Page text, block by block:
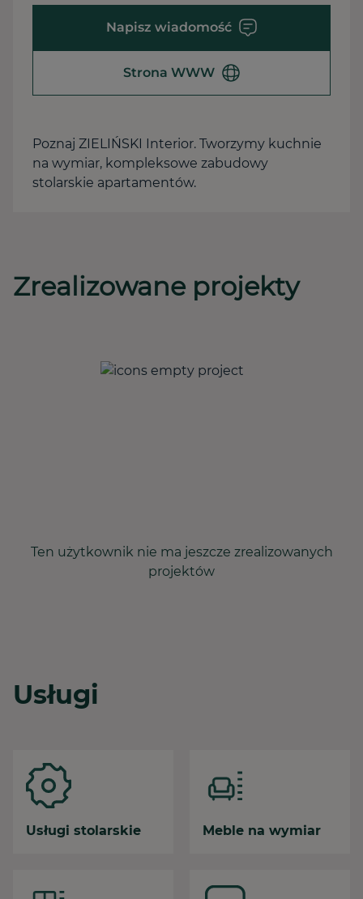
Napisz wiadomość
Strona WWW
Poznaj ZIELIŃSKI Interior. Tworzymy kuchnie
na wymiar, kompleksowe zabudowy
stolarskie apartamentów.
Zrealizowane projekty
Ten użytkownik nie ma jeszcze zrealizowanych
projektów
Usługi
Usługi stolarskie Meble na wymiar